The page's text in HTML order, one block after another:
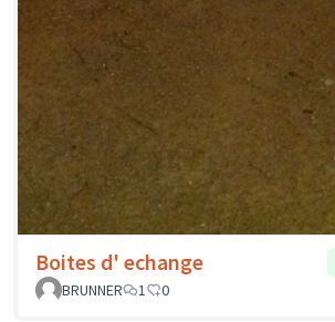
Boites d' echange
BRUNNER
1 0